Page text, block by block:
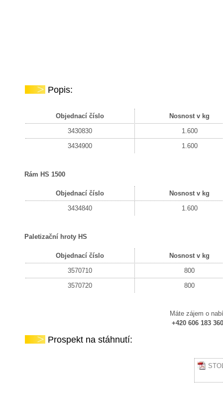
Popis:
Objednací číslo
Nosnost v kg
3430830
1.600
3434900
1.600
Rám HS 1500
Objednací číslo
Nosnost v kg
3434840
1.600
Paletizační hroty HS
Objednací číslo
Nosnost v kg
3570710
800
3570720
800
Máte zájem o
+420 606 183
Prospekt na stáhnutí: